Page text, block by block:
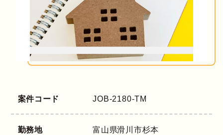
案件コード JOB-2180-TM
勤務地 富山県滑川市杉本